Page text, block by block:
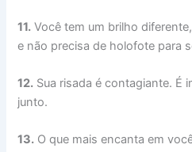
11. Você tem um brilho
e não precisa de holofote para
12. Sua risada é contagiante. É
junto.
13. O que mais encanta em